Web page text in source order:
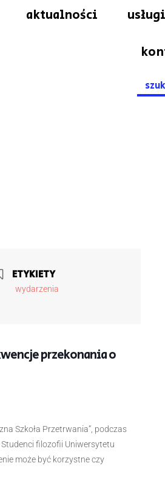
aktualności
for:
ETYKIETY
wydarzenia
przekonania o
Szkoła Przetrwania”, podczas
. Studenci filozofii Uniwersytetu
może być korzystne czy